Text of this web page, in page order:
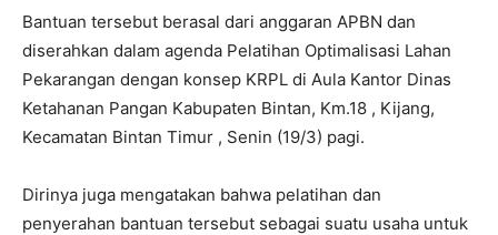
Bantuan tersebut berasal dari anggaran APBN dan
diserahkan dalam agenda Pelatihan Optimalisasi Lahan
Pekarangan dengan konsep KRPL di Aula Kantor Dinas
Ketahanan Pangan Kabupaten Bintan, Km.18 , Kijang,
Kecamatan Bintan Timur , Senin (19/3) pagi.
Dirinya juga mengatakan bahwa pelatihan dan
penyerahan bantuan tersebut sebagai suatu usaha untuk